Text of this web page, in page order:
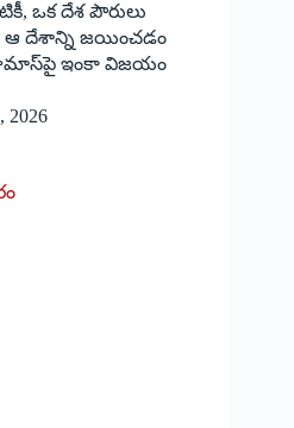
ఒక దేశ పౌరులు
ఆ దేశాన్ని జయించడం
హమాస్‌పై ఇంకా విజయం
2026